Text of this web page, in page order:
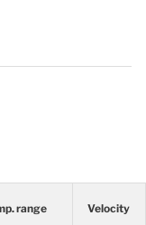
range Velocity